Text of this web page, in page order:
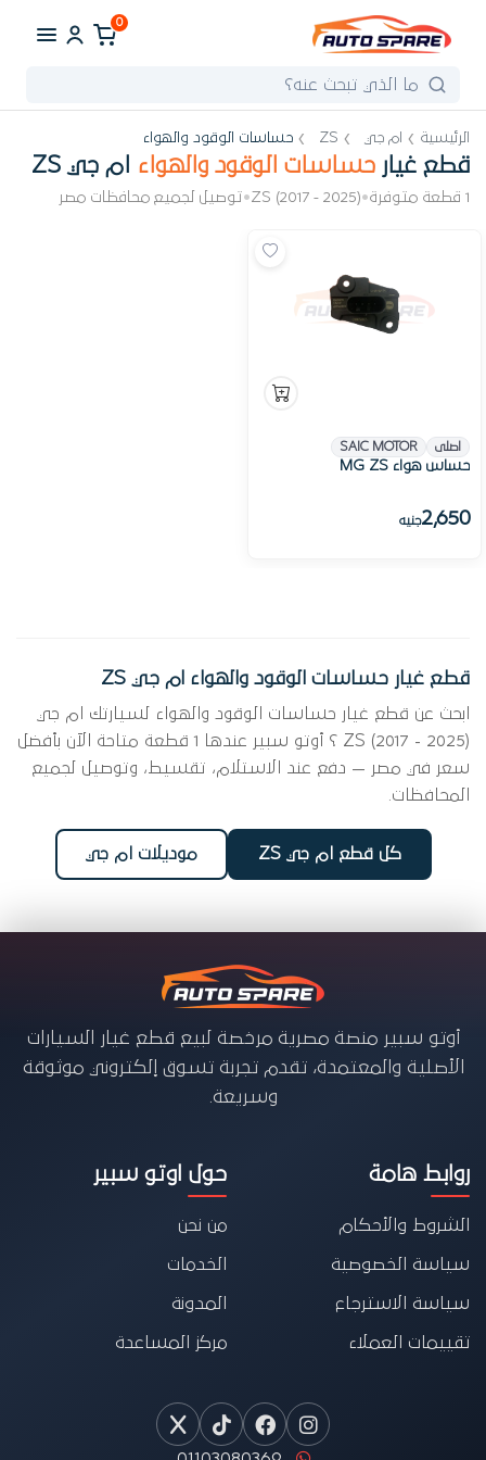
0
الرئيسية ام جي ZS حساسات الوقود والهواء
قطع غيار حساسات الوقود والهواء ام جي ZS
1 قطعة متوفرة •
ZS (2017 - 2025)
•توصيل لجميع محافظات مصر
اصلى SAIC MOTOR
حساس هواء MG ZS
2,650جنيه
قطع غيار حساسات الوقود والهواء ام جي ZS
ابحث عن قطع غيار حساسات الوقود والهواء لسيارتك ام جي
ZS (2017 - 2025) ؟ أوتو سبير عندها 1 قطعة متاحة الآن بأفضل
سعر في مصر — دفع عند الاستلام، تقسيط، وتوصيل لجميع
المحافظات.
كل قطع ام جي ZS موديلات ام جي
أوتو سبير منصة مصرية مرخصة لبيع قطع غيار السيارات
الأصلية والمعتمدة، تقدم تجربة تسوق إلكتروني موثوقة
وسريعة.
روابط هامة
الشروط والأحكام
سياسة الخصوصية
سياسة الاسترجاع
تقييمات العملاء
حول اوتو سبير
من نحن
الخدمات
المدونة
مركز المساعدة